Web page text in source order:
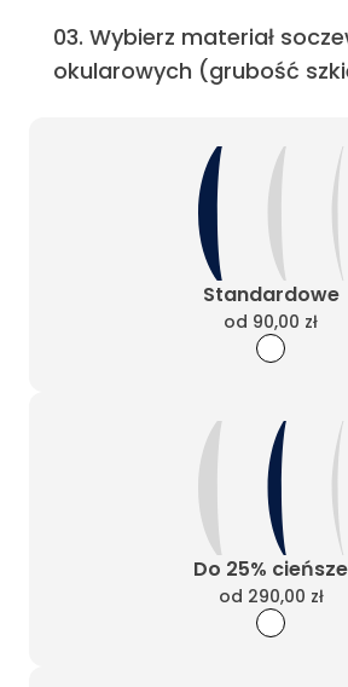
03. Wybierz materiał
okularowych (grubość
Standardowe
od 90,00 zł
Do 25% cieńsze
od 290,00 zł